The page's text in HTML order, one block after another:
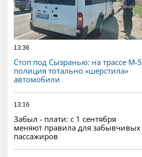
13:36
Стоп под Сызранью: на трассе М-5
полиция тотально «шерстила»
автомобили
13:16
Забыл - плати: с 1 сентября
меняют правила для забывчивых
пассажиров